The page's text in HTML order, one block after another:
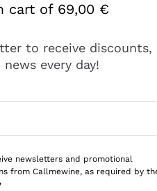
range di prezzo. Le
cart of 69,00 €
to receive discounts,
every day!
newsletters and promotional
from Callmewine, as required by